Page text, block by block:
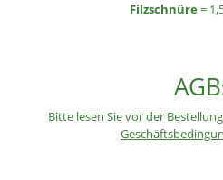
Filzschnüre =
Bitte lesen Sie vor der